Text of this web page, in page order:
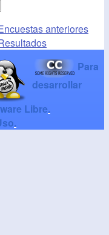
anteriores
Para
desarrollar
Libre.
.